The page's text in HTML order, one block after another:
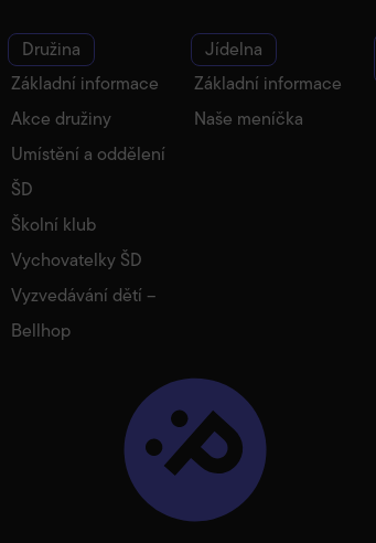
Družina
Základní informace
Akce družiny
Umístění a oddělení
ŠD
Školní klub
Vychovatelky ŠD
Vyzvedávání dětí –
Bellhop
Jídelna
Základní informace
Naše meníčka